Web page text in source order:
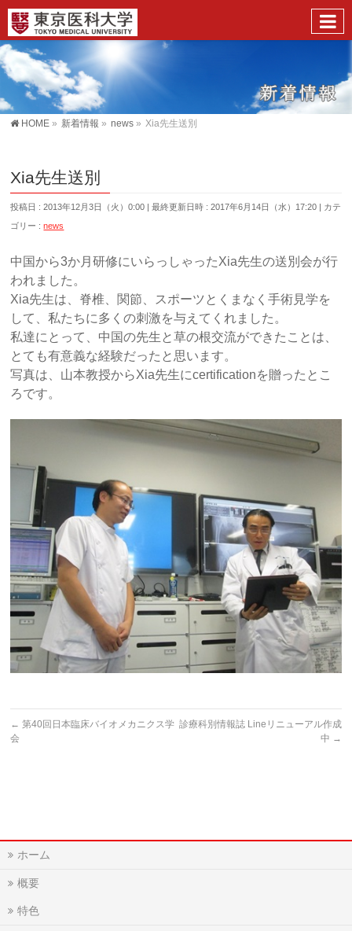
HOME » 新着情報 » news » Xia先生送別
Xia先生送別
投稿日 : 2013年12月3日（火）0:00 最終更新日時 : 2017年6月14日（水）17:20
カテ
ゴリー :news
中国から3か月研修にいらっしゃったXia先生の送別会が行
われました。
Xia先生は、脊椎、関節、スポーツとくまなく手術見学を
して、私たちに多くの刺激を与えてくれました。
私達にとって、中国の先生と草の根交流ができたことは、
とても有意義な経験だったと思います。
写真は、山本教授からXia先生にcertificationを贈ったとこ
ろです。
← 第40回日本臨床バイオメカニクス学
会
診療科別情報誌 Lineリニューアル作成
中 →
ホーム
概要
特色